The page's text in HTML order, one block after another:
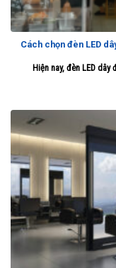
Cách chọn đèn LED
Hiện nay, đèn LED dây